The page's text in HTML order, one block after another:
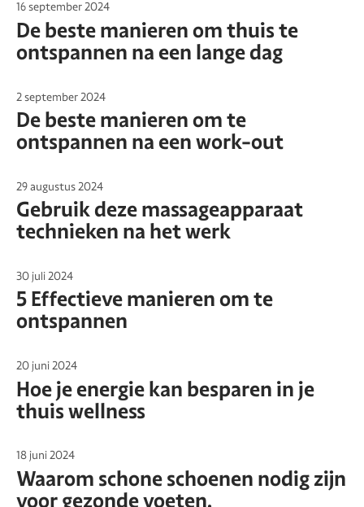
16 september 2024
De beste manieren om thuis te
ontspannen na een lange dag
2 september 2024
De beste manieren om te
ontspannen na een work-out
29 augustus 2024
Gebruik deze massageapparaat
technieken na het werk
30 juli 2024
5 Effectieve manieren om te
ontspannen
20 juni 2024
Hoe je energie kan besparen in je
thuis wellness
18 juni 2024
Waarom schone schoenen nodig zijn
voor gezonde voeten.